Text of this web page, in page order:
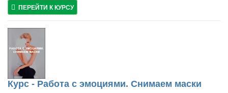
ПЕРЕЙТИ К КУРСУ
Курс - Работа с эмоциями. Снимаем маски